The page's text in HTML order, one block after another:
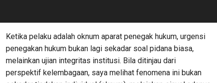
Ketika pelaku adalah oknum aparat penegak hukum, urgensi
penegakan hukum bukan lagi sekadar soal pidana biasa,
melainkan ujian integritas institusi. Bila ditinjau dari
perspektif kelembagaan, saya melihat fenomena ini bukan